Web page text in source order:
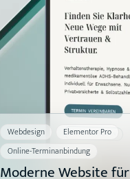
Webdesign
Elementor Pro
Online-Terminanbindung
Moderne Website für